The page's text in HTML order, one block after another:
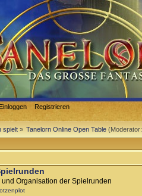
Einloggen Registrieren
spielt» Tanelorn Online Open Table (Moderator:
und Organisation der Spielrunden